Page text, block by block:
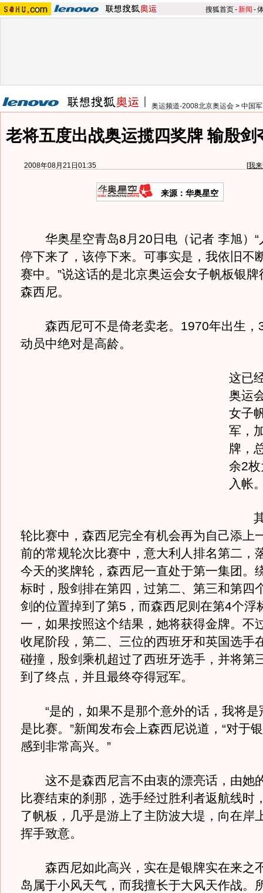
搜狐首页-新闻 -
奥运频道-2008北京奥运会 > 中国
老将五度出战奥运揽四奖牌 输殷剑
2008年08月21日01:35 [我
来源：华奥星空
华奥星空青岛8月20日电（记者 李旭）“
停下来了，该停下来。可事实是，我依旧不
赛中。”说这话的是北京奥运会女子帆板银
森西尼。
森西尼可不是倚老卖老。1970年出生，
动员中绝对是高龄。
这已
奥运
女子
军，
牌，
余2
入帐
其
轮比赛中，森西尼完全有机会再为自己添上
前的常规轮次比赛中，意大利人排名第二，
今天的奖牌轮，森西尼一直处于第一集团。
标时，殷剑排在第四，过第二、第三和第四
剑的位置掉到了第5，而森西尼则在第4个浮
一，如果按照这个结果，她将获得金牌。不
收尾阶段，第二、三位的西班牙和英国选手
碰撞，殷剑乘机超过了西班牙选手，并将第
到了终点，并且最终夺得冠军。
“是的，如果不是那个意外的话，我将是
是比赛。”新闻发布会上森西尼说道，“对于
感到非常高兴。”
这不是森西尼言不由衷的漂亮话，由她
比赛结束的刹那，选手经过胜利者返航线时
了帆板，几乎是游上了主防波大堤，向在岸
挥手致意。
森西尼如此高兴，实在是银牌实在来之
岛属于小风天气，而我擅长于大风天作战。